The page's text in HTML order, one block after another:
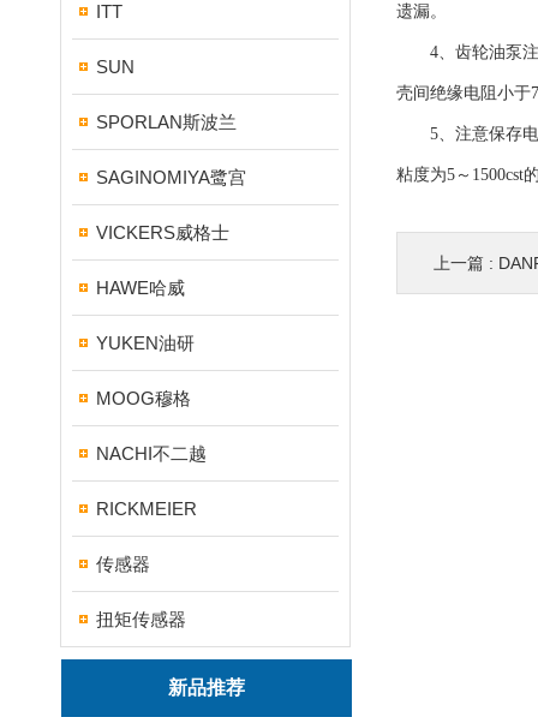
ITT
SUN
SPORLAN斯波兰
SAGINOMIYA鹭宫
VICKERS威格士
HAWE哈威
YUKEN油研
MOOG穆格
NACHI不二越
RICKMEIER
传感器
扭矩传感器
新品推荐
遗漏。
4、齿轮油泵注
壳间绝缘电阻小于
5、注意保存电
粘度为5～1500cst
上一篇 :